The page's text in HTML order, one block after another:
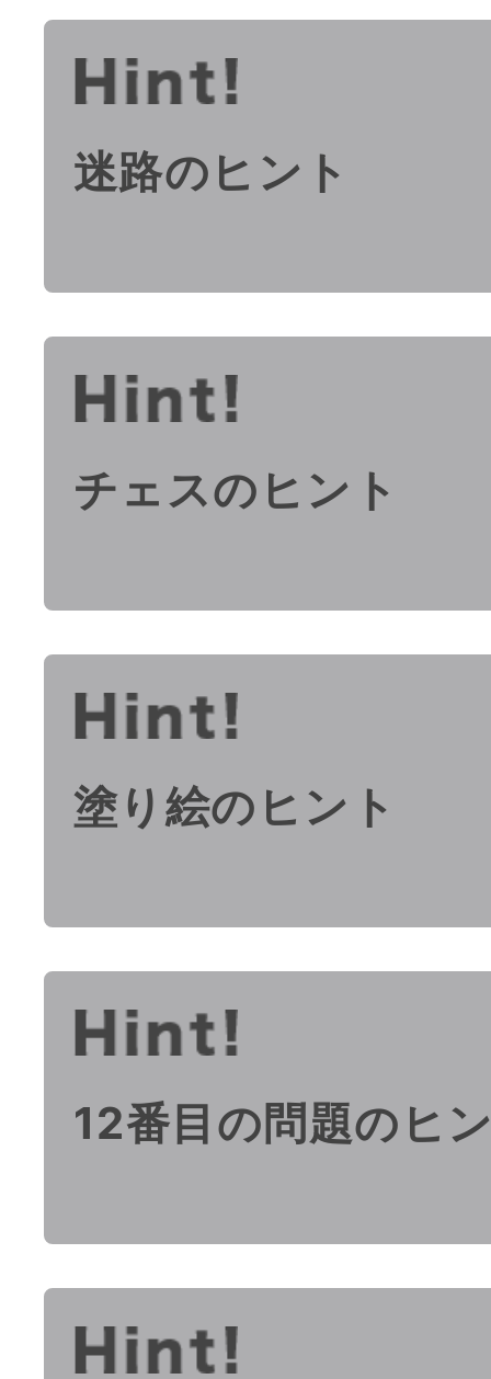
迷路のヒント
チェスのヒント
塗り絵のヒント
12番目の問題のヒ